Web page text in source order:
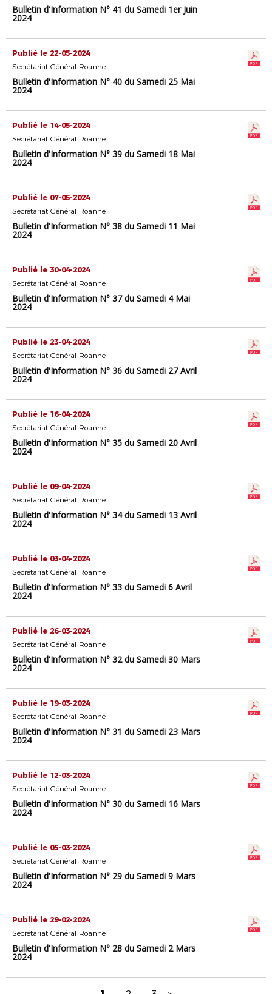
Bulletin d'Information N° 41 du Samedi 1er Juin
2024
Publié le 22-05-2024
Secrétariat Général Roanne
Bulletin d'Information N° 40 du Samedi 25 Mai
2024
Publié le 14-05-2024
Secrétariat Général Roanne
Bulletin d'Information N° 39 du Samedi 18 Mai
2024
Publié le 07-05-2024
Secrétariat Général Roanne
Bulletin d'Information N° 38 du Samedi 11 Mai
2024
Publié le 30-04-2024
Secrétariat Général Roanne
Bulletin d'Information N° 37 du Samedi 4 Mai
2024
Publié le 23-04-2024
Secrétariat Général Roanne
Bulletin d'Information N° 36 du Samedi 27 Avril
2024
Publié le 16-04-2024
Secrétariat Général Roanne
Bulletin d'Information N° 35 du Samedi 20 Avril
2024
Publié le 09-04-2024
Secrétariat Général Roanne
Bulletin d'Information N° 34 du Samedi 13 Avril
2024
Publié le 03-04-2024
Secrétariat Général Roanne
Bulletin d'Information N° 33 du Samedi 6 Avril
2024
Publié le 26-03-2024
Secrétariat Général Roanne
Bulletin d'Information N° 32 du Samedi 30 Mars
2024
Publié le 19-03-2024
Secrétariat Général Roanne
Bulletin d'Information N° 31 du Samedi 23 Mars
2024
Publié le 12-03-2024
Secrétariat Général Roanne
Bulletin d'Information N° 30 du Samedi 16 Mars
2024
Publié le 05-03-2024
Secrétariat Général Roanne
Bulletin d'Information N° 29 du Samedi 9 Mars
2024
Publié le 29-02-2024
Secrétariat Général Roanne
Bulletin d'Information N° 28 du Samedi 2 Mars
2024